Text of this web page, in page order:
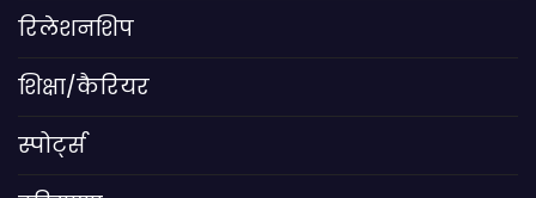
रिलेशनशिप
शिक्षा/कैरियर
स्पोर्ट्स